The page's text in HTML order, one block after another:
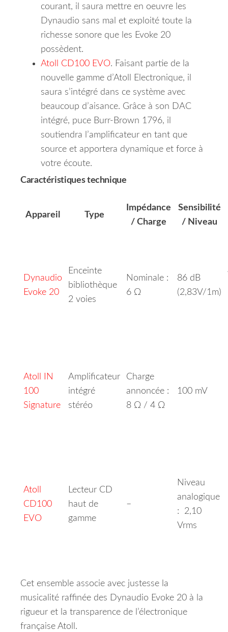
courant, il saura mettre en oeuvre les
Dynaudio sans mal et exploité toute la
richesse sonore que les Evoke 20
possèdent.
Atoll CD100 EVO. Faisant partie de la
nouvelle gamme d’Atoll Electronique, il
saura s’intégré dans ce système avec
beaucoup d’aisance. Grâce à son DAC
intégré, puce Burr-Brown 1796, il
soutiendra l’amplificateur en tant que
source et apportera dynamique et force à
votre écoute.
Caractéristiques technique
Appareil Type
Impédance
/ Charge
Sensibilité
/ Niveau
Dynaudio
Evoke 20
Enceinte
bibliothèque
2 voies
Nominale :
6 Ω
86 dB
(2,83V/1m)
Atoll IN
100
Signature
Amplificateur
intégré
stéréo
Charge
annoncée :
8 Ω / 4 Ω
100 mV
Atoll
CD100
EVO
Lecteur CD
haut de
gamme
–
Niveau
analogique
: 2,10
Vrms
Cet ensemble associe avec justesse la
musicalité raffinée des Dynaudio Evoke 20 à la
rigueur et la transparence de l’électronique
française Atoll.